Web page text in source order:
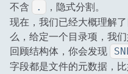
不含
.
，隐式分割。
现在，我们已经大概理解
么，给定一个目录项，我
回顾结构体，你会发现
字段都是文件的元数据，